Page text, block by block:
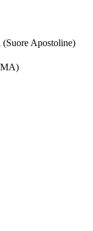
Apostoline)